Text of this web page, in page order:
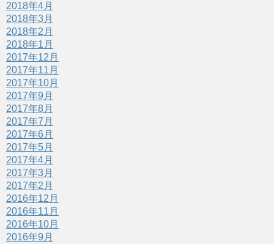
2018年4月
2018年3月
2018年2月
2018年1月
2017年12月
2017年11月
2017年10月
2017年9月
2017年8月
2017年7月
2017年6月
2017年5月
2017年4月
2017年3月
2017年2月
2016年12月
2016年11月
2016年10月
2016年9月